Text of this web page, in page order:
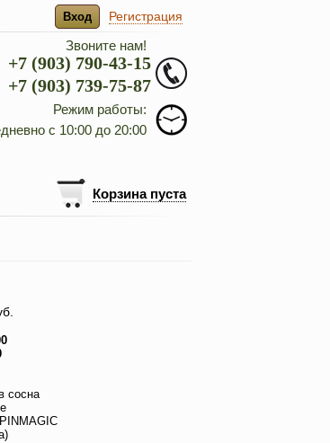
Вход Регистрация
Звоните нам!
+7 (903) 790-43-15
+7 (903) 739-75-87
Режим работы:
с 10:00 до 20:00
Корзина пуста
сосна
PINMAGIC